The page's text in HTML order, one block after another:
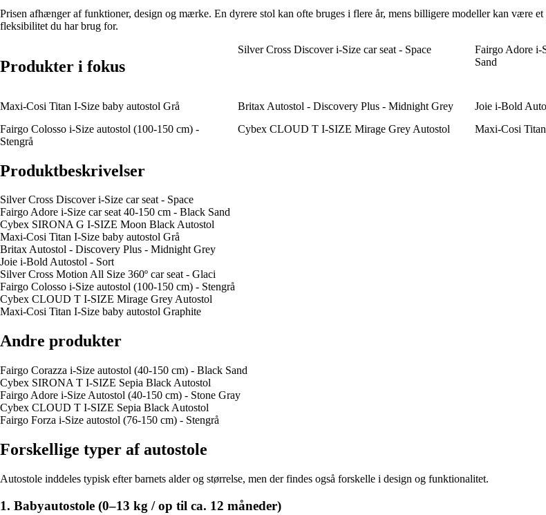
Prisen afhænger af funktioner, design og mærke. En dyrere stol kan ofte bruges i flere år, mens billigere modeller kan være
fleksibilitet du har brug for.
Produkter i fokus
Silver Cross Discover i-Size car seat - Space
Fairgo Adore i-
Sand
Maxi-Cosi Titan I-Size baby autostol Grå Britax Autostol - Discovery Plus - Midnight Grey Joie i-Bold
Fairgo Colosso i-Size autostol (100-150 cm) -
Stengrå
Cybex CLOUD T I-SIZE Mirage Grey Autostol Maxi-Cosi
Produktbeskrivelser
Silver Cross Discover i-Size car seat - Space
Fairgo Adore i-Size car seat 40-150 cm - Black Sand
Cybex SIRONA G I-SIZE Moon Black Autostol
Maxi-Cosi Titan I-Size baby autostol Grå
Britax Autostol - Discovery Plus - Midnight Grey
Joie i-Bold Autostol - Sort
Silver Cross Motion All Size 360º car seat - Glaci
Fairgo Colosso i-Size autostol (100-150 cm) - Stengrå
Cybex CLOUD T I-SIZE Mirage Grey Autostol
Maxi-Cosi Titan I-Size baby autostol Graphite
Andre produkter
Fairgo Corazza i-Size autostol (40-150 cm) - Black Sand
Cybex SIRONA T I-SIZE Sepia Black Autostol
Fairgo Adore i-Size Autostol (40-150 cm) - Stone Gray
Cybex CLOUD T I-SIZE Sepia Black Autostol
Fairgo Forza i-Size autostol (76-150 cm) - Stengrå
Forskellige typer af autostole
Autostole inddeles typisk efter barnets alder og størrelse, men der findes også forskelle i design og funktionalitet.
1. Babyautostole (0–13 kg / op til ca. 12 måneder)